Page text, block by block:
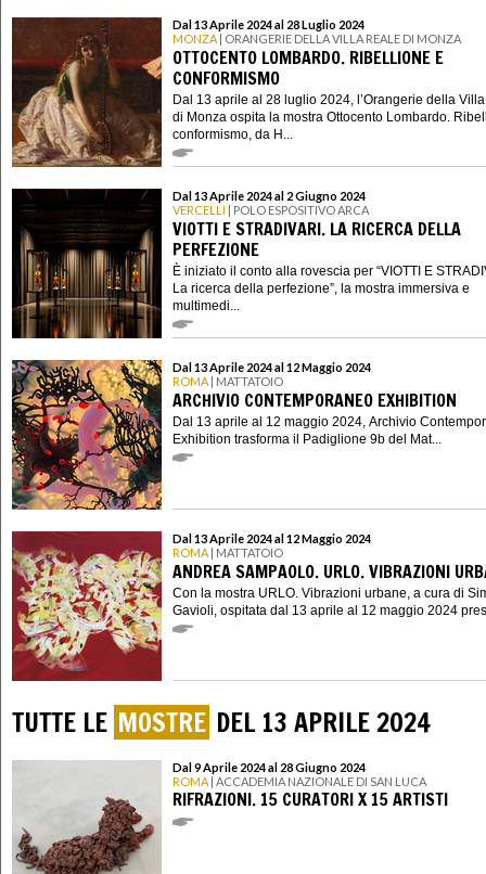
Dal 13 Aprile 2024 al 28 Luglio 2024
MONZA | ORANGERIE DELLA VILLA REALE DI MONZA
OTTOCENTO LOMBARDO. RIBELLIONE E
CONFORMISMO
Dal 13 aprile al 28 luglio 2024, l’Orangerie della
di Monza ospita la mostra Ottocento Lombardo.
conformismo, da H...
Dal 13 Aprile 2024 al 2 Giugno 2024
VERCELLI | POLO ESPOSITIVO ARCA
VIOTTI E STRADIVARI. LA RICERCA DELLA
PERFEZIONE
È iniziato il conto alla rovescia per “VIOTTI E
La ricerca della perfezione”, la mostra immersiva e
multimedi...
Dal 13 Aprile 2024 al 12 Maggio 2024
ROMA | MATTATOIO
ARCHIVIO CONTEMPORANEO EXHIBITION
Dal 13 aprile al 12 maggio 2024, Archivio
Exhibition trasforma il Padiglione 9b del Mat...
Dal 13 Aprile 2024 al 12 Maggio 2024
ROMA | MATTATOIO
ANDREA SAMPAOLO. URLO. VIBRAZIONI
Con la mostra URLO. Vibrazioni urbane, a cura di
Gavioli, ospitata dal 13 aprile al 12 maggio 2024
TUTTE LE MOSTRE DEL 13 APRILE 2024
Dal 9 Aprile 2024 al 28 Giugno 2024
ROMA | ACCADEMIA NAZIONALE DI SAN LUCA
RIFRAZIONI. 15 CURATORI X 15 ARTISTI